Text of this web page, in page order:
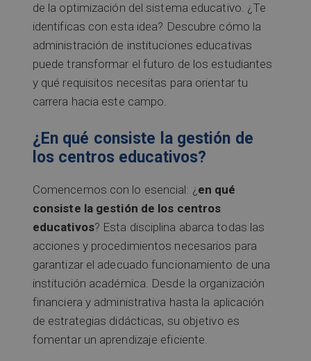
de la optimización del sistema educativo. ¿Te
identificas con esta idea? Descubre cómo la
administración de instituciones educativas
puede transformar el futuro de los estudiantes
y qué requisitos necesitas para orientar tu
carrera hacia este campo.
¿En qué consiste la gestión de
los centros educativos?
Comencemos con lo esencial: ¿ en qué
consiste la gestión de los centros
educativos? Esta disciplina abarca todas las
acciones y procedimientos necesarios para
garantizar el adecuado funcionamiento de una
institución académica. Desde la organización
financiera y administrativa hasta la aplicación
de estrategias didácticas, su objetivo es
fomentar un aprendizaje eficiente.